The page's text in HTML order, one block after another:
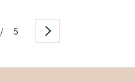
/ 5